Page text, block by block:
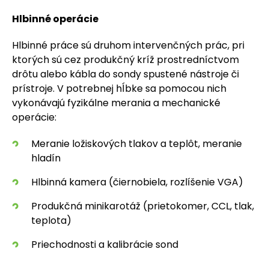
Hlbinné operácie
Hlbinné práce sú druhom intervenčných prác, pri
ktorých sú cez produkčný kríž prostredníctvom
drôtu alebo kábla do sondy spustené nástroje či
prístroje. V potrebnej hĺbke sa pomocou nich
vykonávajú fyzikálne merania a mechanické
operácie:
Meranie ložiskových tlakov a teplôt, meranie
hladín
Hlbinná kamera (čiernobiela, rozlíšenie VGA)
Produkčná minikarotáž (prietokomer, CCL, tlak,
teplota)
Priechodnosti a kalibrácie sond